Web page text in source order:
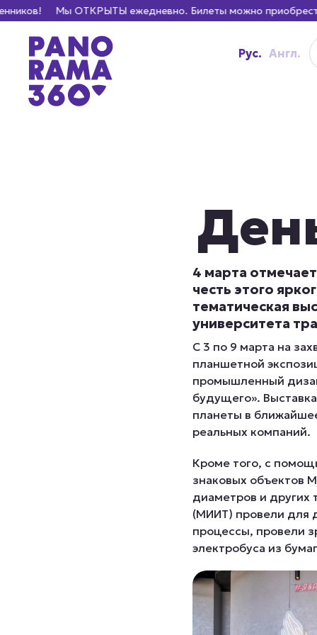
Мы ОТКРЫТЫ ежедневно. Билеты можно приобрести только
Рус. Англ.
4 марта
честь этого
тематическая
университета
С 3 по 9 марта на
планшетной
промышленный
будущего».
планеты в
реальных компаний.
Кроме того, с
знаковых объектов
диаметров и других
(МИИТ) провели для
процессы, провели
электробуса из